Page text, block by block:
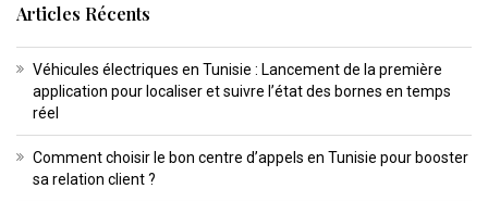
Articles Récents
Véhicules électriques en Tunisie : Lancement de la première
application pour localiser et suivre l’état des bornes en temps
réel
Comment choisir le bon centre d’appels en Tunisie pour booster
sa relation client ?